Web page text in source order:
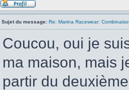
Sujet du message: Re: Marina Racewear:
Coucou, oui je
ma maison, mais
partir du